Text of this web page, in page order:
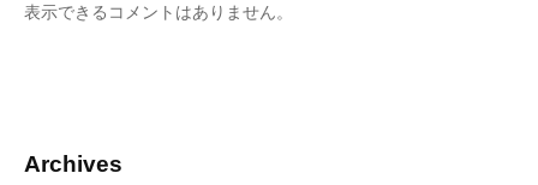
表示できるコメントはありません。
Archives